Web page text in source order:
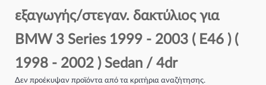
εξαγωγής/στεγαν. δακτύλιος για
BMW 3 Series 1999 - 2003 ( E46 ) (
1998 - 2002 ) Sedan / 4dr
Δεν προέκυψαν προϊόντα από τα κριτήρια αναζήτησης.